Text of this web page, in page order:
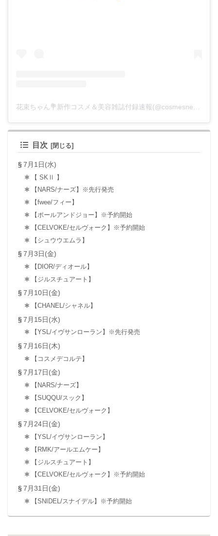
花束ちゃん💐新作コスメ＆美容雑誌付録速報(@cosmesnews)がシェアした投稿
目次
7月1日(水)
【 SKⅡ 】
【NARS/ナーズ】※先行発売
【fwee/フィー】
【ポールアンドジョー】※予約開始
【CELVOKE/セルヴォーク】※予約開始
【シュウウエムラ】
7月3日(金)
【DIOR/ディオール】
【ジルスチュアート】
7月10日(金)
【CHANEL/シャネル】
7月15日(水)
【YSL/イヴサンローラン】※先行発売
7月16日(木)
【コスメデコルテ】
7月17日(金)
【NARS/ナーズ】
【SUQQU/スック】
【CELVOKE/セルヴォーク】
7月24日(金)
【YSL/イヴサンローラン】
【RMK/アールエムケー】
【ジルスチュアート】
【CELVOKE/セルヴォーク】※予約開始
7月31日(金)
【SNIDEL/スナイデル】※予約開始